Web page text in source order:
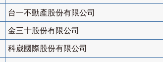
台一不動產股份有限公司
金三十股份有限公司
科崴國際股份有限公司